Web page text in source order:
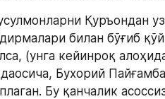
Қуръондан
билан бўғиб
(унга кейинроқ
Бухорий
Бу қанчалик